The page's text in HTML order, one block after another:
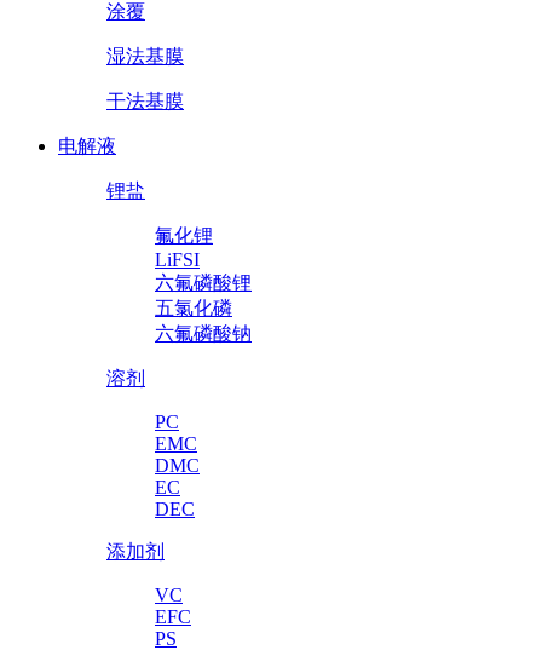
涂覆
湿法基膜
干法基膜
电解液
锂盐
氟化锂
LiFSI
六氟磷酸锂
五氯化磷
六氟磷酸钠
溶剂
PC
EMC
DMC
EC
DEC
添加剂
VC
EFC
PS